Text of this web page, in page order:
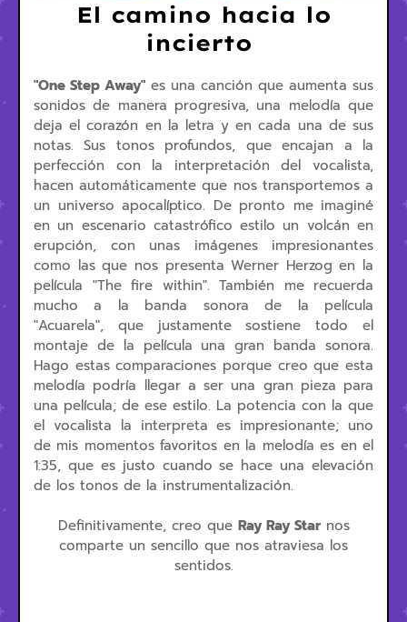
El camino hacia lo
incierto
"One Step Away" es una canción que aumenta sus
sonidos de manera progresiva, una melodía que
deja el corazón en la letra y en cada una de sus
notas. Sus tonos profundos, que encajan a la
perfección con la interpretación del vocalista,
hacen automáticamente que nos transportemos a
un universo apocalíptico. De pronto me imaginé
en un escenario catastrófico estilo un volcán en
erupción, con unas imágenes impresionantes
como las que nos presenta Werner Herzog en la
película "The fire within". También me recuerda
mucho a la banda sonora de la película
"Acuarela", que justamente sostiene todo el
montaje de la película una gran banda sonora.
Hago estas comparaciones porque creo que esta
melodía podría llegar a ser una gran pieza para
una película; de ese estilo. La potencia con la que
el vocalista la interpreta es impresionante; uno
de mis momentos favoritos en la melodía es en el
1:35, que es justo cuando se hace una elevación
de los tonos de la instrumentalización.
Definitivamente, creo que Ray Ray Starnos
comparte un sencillo que nos atraviesa los
sentidos.